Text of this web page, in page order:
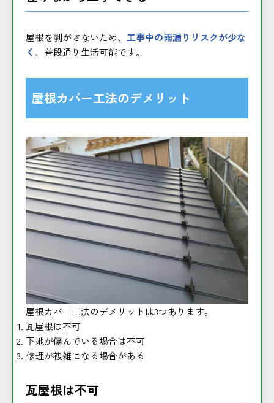
屋根を剥がさないため、 工事中の雨漏りリスクが少な
く 、普段通り生活可能です。
屋根カバー工法のデメリット
屋根カバー工法のデメリットは3つあります。
瓦屋根は不可
下地が傷んでいる場合は不可
修理が複雑になる場合がある
瓦屋根は不可